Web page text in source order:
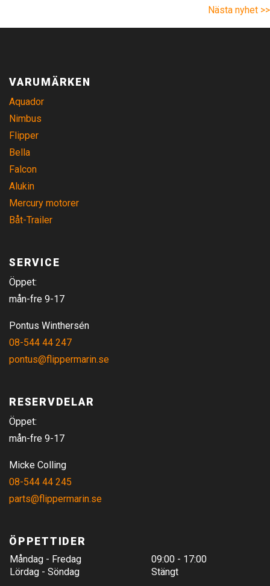
Nästa nyhet >>
VARUMÄRKEN
Aquador
Nimbus
Flipper
Bella
Falcon
Alukin
Mercury motorer
Båt-Trailer
SERVICE
Öppet:
mån-fre 9-17
Pontus Winthersén
08-544 44 247
pontus@flippermarin.se
RESERVDELAR
Öppet:
mån-fre 9-17
Micke Colling
08-544 44 245
parts@flippermarin.se
ÖPPETTIDER
Måndag - Fredag
09:00 - 17:00
Lördag - Söndag
Stängt